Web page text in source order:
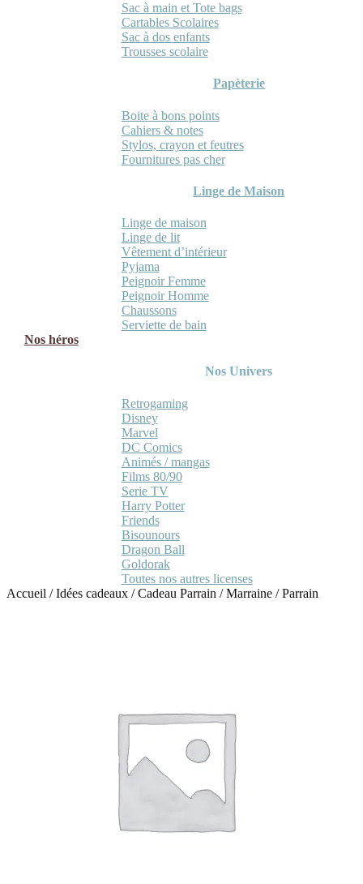
Sac à main et Tote bags
Cartables Scolaires
Sac à dos enfants
Trousses scolaire
Papèterie
Boite à bons points
Cahiers & notes
Stylos, crayon et feutres
Fournitures pas cher
Linge de Maison
Linge de maison
Linge de lit
Vêtement d’intérieur
Pyjama
Peignoir Femme
Peignoir Homme
Chaussons
Serviette de bain
Nos héros
Nos Univers
Retrogaming
Disney
Marvel
DC Comics
Animés / mangas
Films 80/90
Serie TV
Harry Potter
Friends
Bisounours
Dragon Ball
Goldorak
Toutes nos autres licenses
Accueil /Idées cadeaux /Cadeau Parrain / Marraine /Parrain